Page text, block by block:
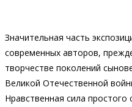
Значительная часть
современных авторов,
творчестве поколений
Великой Отечественной
Нравственная сила